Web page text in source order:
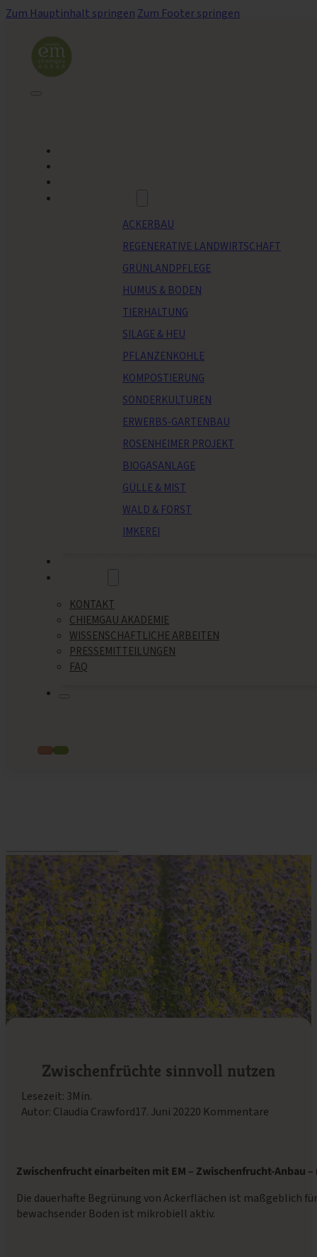
Zum Hauptinhalt springen Zum Footer springen
ACKERBAU
REGENERATIVE LANDWIRTSCHAFT
GRÜNLANDPFLEGE
HUMUS & BODEN
TIERHALTUNG
SILAGE & HEU
PFLANZENKOHLE
KOMPOSTIERUNG
SONDERKULTUREN
ERWERBS-GARTENBAU
ROSENHEIMER PROJEKT
BIOGASANLAGE
GÜLLE & MIST
WALD & FORST
IMKEREI
KONTAKT
CHIEMGAU AKADEMIE
WISSENSCHAFTLICHE ARBEITEN
PRESSEMITTEILUNGEN
FAQ
Zwischenfrüchte sinnvoll nutzen
Lesezeit: 3Min.
Autor: Claudia Crawford17. Juni 20220 Kommentare
Zwischenfrucht einarbeiten mit EM – Zwischenfrucht-Anbau
Die dauerhafte Begrünung von Ackerflächen ist maßgeblich
bewachsender Boden ist mikrobiell aktiv.